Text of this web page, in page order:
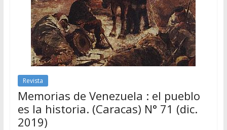
Revista
Memorias de Venezuela : el pueblo
es la historia. (Caracas) N° 71 (dic.
2019)